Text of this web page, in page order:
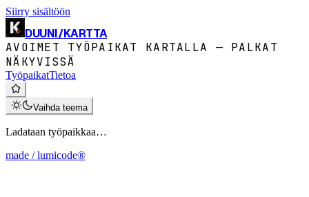
Siirry sisältöön
DUUNI/KARTTA
AVOIMET TYÖPAIKAT KARTALLA — PALKAT
NÄKYVISSÄ
TyöpaikatTietoa
Vaihda teema
Ladataan työpaikkaa…
made / lumicode®